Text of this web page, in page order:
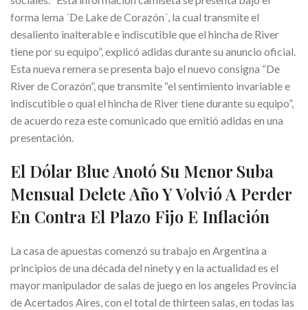
forma lema ´De Lake de Corazón´, la cual transmite el
desaliento inalterable e indiscutible que el hincha de River
tiene por su equipo”, explicó adidas durante su anuncio oficial.
Esta nueva remera se presenta bajo el nuevo consigna “De
River de Corazón”, que transmite “el sentimiento invariable e
indiscutible o qual el hincha de River tiene durante su equipo”,
de acuerdo reza este comunicado que emitió adidas en una
presentación.
El Dólar Blue Anotó Su Menor Suba
Mensual Delete Año Y Volvió A Perder
En Contra El Plazo Fijo E Inflación
La casa de apuestas comenzó su trabajo en Argentina a
principios de una década del ninety y en la actualidad es el
mayor manipulador de salas de juego en los angeles Provincia
de Acertados Aires, con el total de thirteen salas, en todas las